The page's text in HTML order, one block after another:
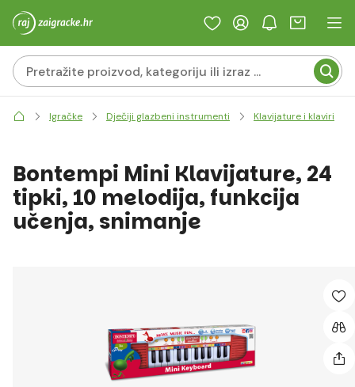
Igračke Dječiji glazbeni instrumenti Klavijature i klaviri
Bontempi Mini Klavijature, 24
tipki, 10 melodija, funkcija
učenja, snimanje